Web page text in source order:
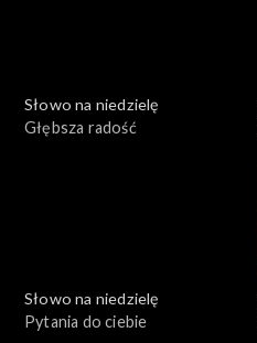
Słowo na niedzielę
Głębsza radość
Słowo na niedzielę
Pytania do ciebie